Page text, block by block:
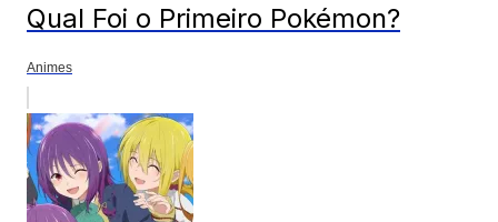
Qual Foi o Primeiro Pokémon?
Animes